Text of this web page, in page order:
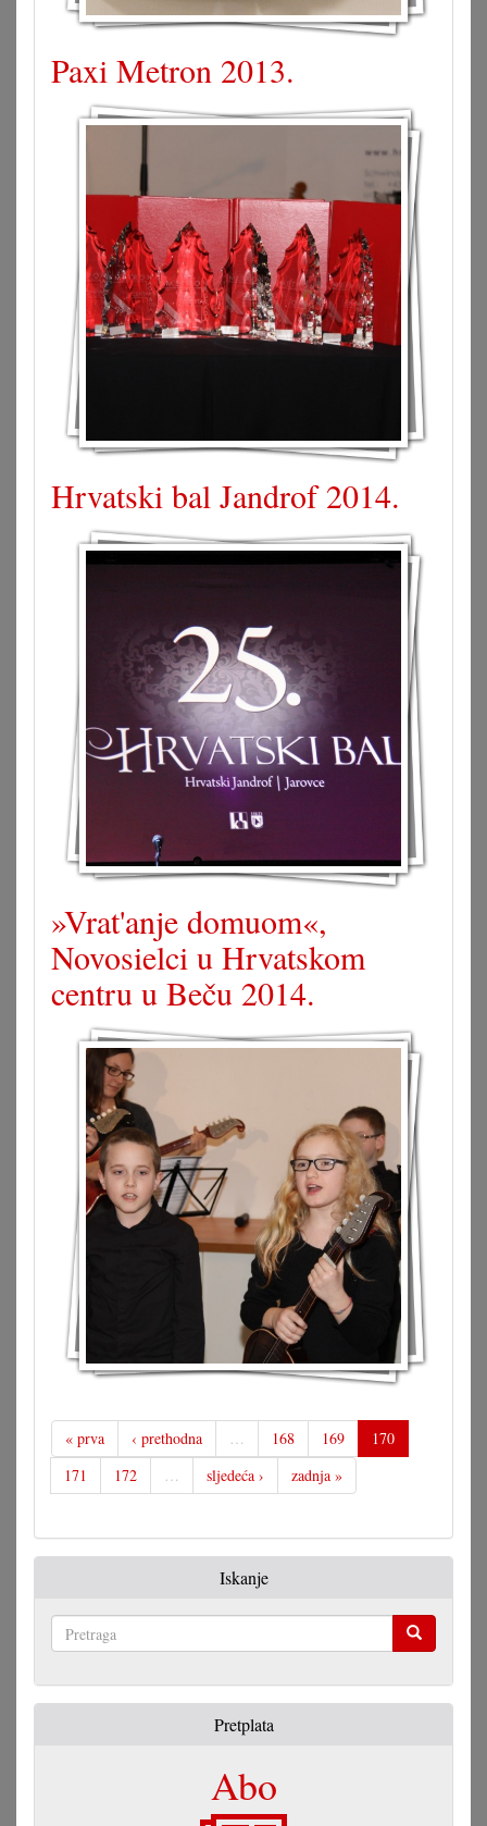
Paxi Metron 2013.
Hrvatski bal Jandrof 2014.
»Vrat'anje domuom«,
Novosielci u Hrvatskom
centru u Beču 2014.
« prva ‹ prethodna … 168 169
170
171
172 … sljedeća › zadnja »
Iskanje
Pretplata
Abo